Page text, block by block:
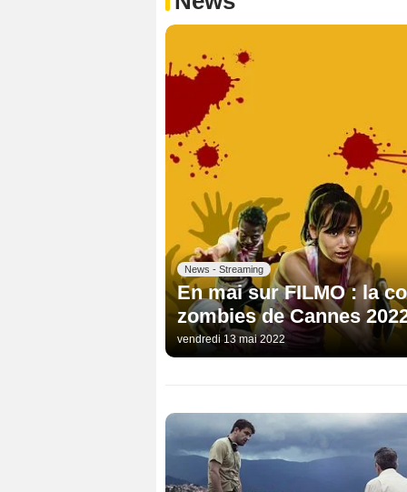
News - Streaming
En mai sur FILMO : la
zombies de Cannes
vendredi 13 mai 2022